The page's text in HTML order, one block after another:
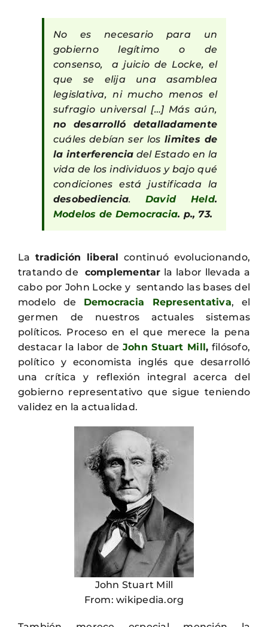
No es necesario para un
gobierno legítimo o de
consenso, a juicio de Locke, el
que se elija una asamblea
legislativa, ni mucho menos el
sufragio universal […] Más aún,
no desarrolló detalladamente
cuáles debían ser los limites de
la interferencia del Estado en la
vida de los individuos y bajo qué
condiciones está justificada la
desobediencia. David Held.
Modelos de Democracia. p., 73.
Latradición liberal continuó evolucionando,
tratando de complementar la labor llevada a
cabo por John Locke y sentando las bases del
modelo de Democracia Representativa, el
germen de nuestros actuales sistemas
políticos. Proceso en el que merece la pena
destacar la labor de John Stuart Mill, filósofo,
político y economista inglés que desarrolló
una crítica y reflexión integral acerca del
gobierno representativo que sigue teniendo
validez en la actualidad.
John Stuart Mill
From: wikipedia.org